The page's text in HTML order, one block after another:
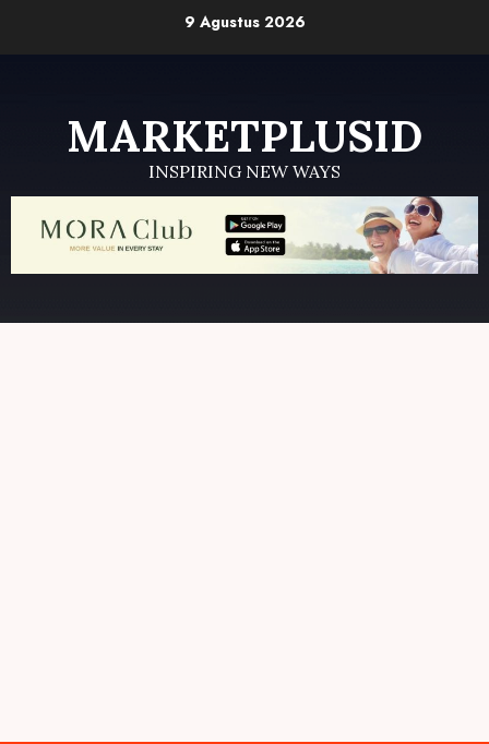
9 Agustus 2026
MARKETPLUSID
INSPIRING NEW WAYS